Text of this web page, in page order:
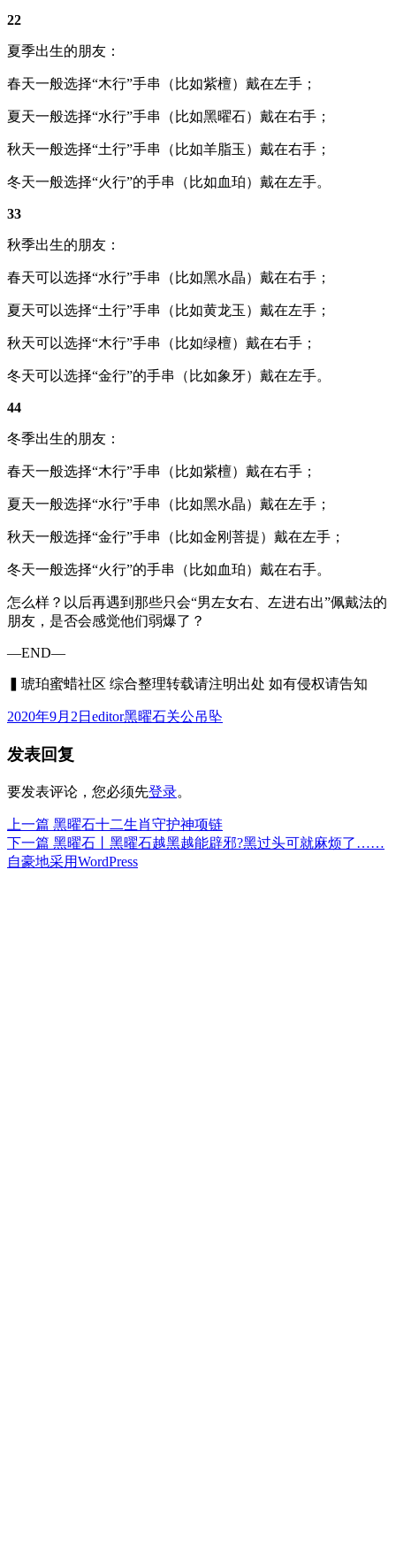
22
夏季出生的朋友：
春天一般选择“木行”手串（比如紫檀）戴在左手；
夏天一般选择“水行”手串（比如黑曜石）戴在右手；
秋天一般选择“土行”手串（比如羊脂玉）戴在右手；
冬天一般选择“火行”的手串（比如血珀）戴在左手。
33
秋季出生的朋友：
春天可以选择“水行”手串（比如黑水晶）戴在右手；
夏天可以选择“土行”手串（比如黄龙玉）戴在左手；
秋天可以选择“木行”手串（比如绿檀）戴在右手；
冬天可以选择“金行”的手串（比如象牙）戴在左手。
44
冬季出生的朋友：
春天一般选择“木行”手串（比如紫檀）戴在右手；
夏天一般选择“水行”手串（比如黑水晶）戴在左手；
秋天一般选择“金行”手串（比如金刚菩提）戴在左手；
冬天一般选择“火行”的手串（比如血珀）戴在右手。
怎么样？以后再遇到那些只会“男左女右、左进右出”佩戴法的
朋友，是否会感觉他们弱爆了？
—END—
▍琥珀蜜蜡社区 综合整理转载请注明出处 如有侵权请告知
发
于
2020年9月2日 作
editor分
黑曜石关公吊坠
发表回复
要发表评论，您必须先登录。
文
章
上一篇 上
篇
文
黑曜石十二生肖守护神项链
下一篇 下
篇
黑曜石丨黑曜石越黑越能辟邪?黑过头可就麻烦了……
自豪地采用WordPress